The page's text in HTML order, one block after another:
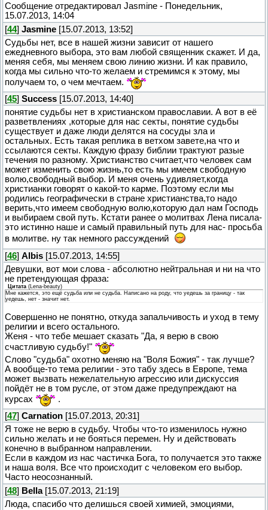
Сообщение отредактировал Jasmine - Понедельник,
15.07.2013, 14:04
[44] Jasmine [15.07.2013, 13:52]
Судьбы нет, все в нашей жизни зависит от нашего
ежедневного выбора, это вам любой священник скажет. И да,
меняя себя, мы меняем свою линию жизни. И как правило,
когда мы сильно что-то желаем и стремимся к этому, мы
получаем то, о чем мечтаем.
[45] Success [15.07.2013, 14:40]
понятие судьбы нет в христианском православии. А вот в её
разветвлениях ,которые для нас секты, понятие судьбы
существует и даже люди делятся на сосуды зла и
остальных. Есть такая реплика в ветхом завете,на что и
ссылаются секты. Каждую фразу библии трактуют разые
течения по разному. Христианство считает,что человек сам
может изменить свою жизнь,то есть мы имеем свободную
волю,свободный выбор. И меня очень удивляет,когда
христианки говорят о какой-то карме. Поэтому если мы
родились географически в стране христианства,то надо
верить,что имеем свободную волю,которую дал нам Господь
и выбираем свой путь. Кстати ранее о молитвах Лена писала-
это истинно наше и самый правильный путь для нас- просьба
в молитве. ну так немного рассуждений
[46] Albis [15.07.2013, 14:55]
Девушки, вот мои слова - абсолютно нейтральная и ни на что
не претендующая фраза:
Цитата ( Lena-beauty)
Мне кажется, это ещё судьба или не судьба. Написано на роду, что уедешь за границу - так
уедешь, нет - значит нет.
Совершенно не понятно, откуда запальчивость и уход в тему
религии и всего остального.
Женя - что тебе мешает сказать "Да, я верю в свою
счастливую судьбу!"
Слово "судьба" охотно меняю на "Воля Божия" - так лучше?
А вообще-то тема религии - это табу здесь в Европе, тема
может вызвать нежелательную агрессию или дискуссия
пойдёт не в том русле, от этом даже предупреждают на
курсах
.
[47] Carnation [15.07.2013, 20:31]
Я тоже не верю в судьбу. Чтобы что-то изменилось нужно
сильно желать и не бояться перемен. Ну и действовать
конечно в выбранном направлении.
Если в каждом из нас частичка Бога, то получается это также
и наша воля. Все что происходит с человеком его выбор.
Часто неосознанный.
[48] Bella[15.07.2013, 21:19]
Люда, спасибо что делишься своей химией, эмоциями,